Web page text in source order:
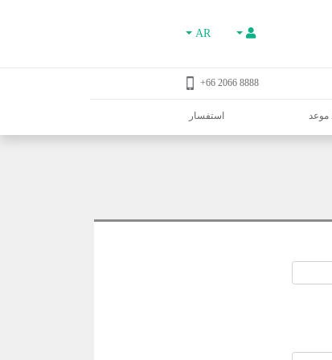
AR
8888 2066 66+
استفسار